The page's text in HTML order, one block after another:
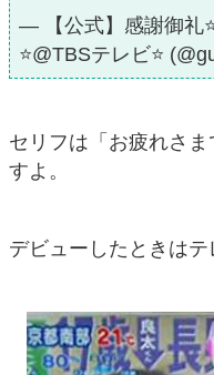
— 【公式】感謝御礼
⭐️@TBSテレビ⭐️
セリフは「お疲れさ
すよ。
デビューしたときはテ